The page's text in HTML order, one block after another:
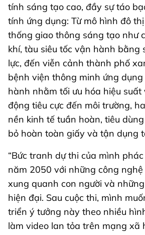
tính sáng tạo cao, đầy sự táo
tính ứng dụng: Từ mô hình đô
thống giao thông sáng tạo như
khí, tàu siêu tốc vận hành bằng
lực, đến viễn cảnh thành phố
bệnh viện thông minh ứng
hành nhằm tối ưu hóa hiệu
động tiêu cực đến môi trường,
nền kinh tế tuần hoàn, tiêu
bỏ hoàn toàn giấy và tận dụng
“Bức tranh dự thi của mình
năm 2050 với những công
xung quanh con người và
hiện đại. Sau cuộc thi, mình
triển ý tưởng này theo nhiều
làm video lan tỏa trên mạng xã